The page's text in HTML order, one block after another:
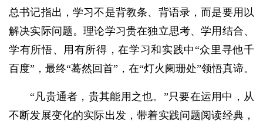
总书记指出，学习不是背教条、背语录，而是要用以
解决实际问题。理论学习贵在独立思考、学用结合、
学有所悟、用有所得，在学习和实践中“众里寻他千
百度”，最终“蓦然回首”，在“灯火阑珊处”领悟真谛。
“凡贵通者，贵其能用之也。”只要在运用中，从
不断发展变化的实际出发，带着实践问题阅读经典，